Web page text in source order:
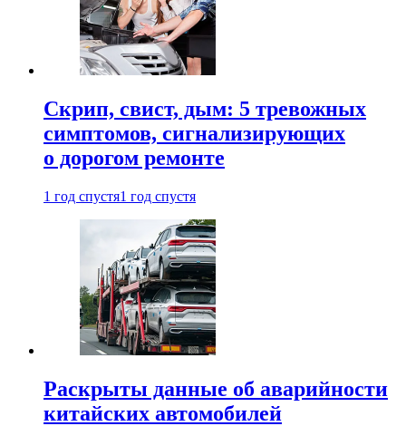
Скрип, свист, дым: 5 тревожных
симптомов, сигнализирующих
о дорогом ремонте
1 год спустя1 год спустя
Раскрыты данные об аварийности
китайских автомобилей